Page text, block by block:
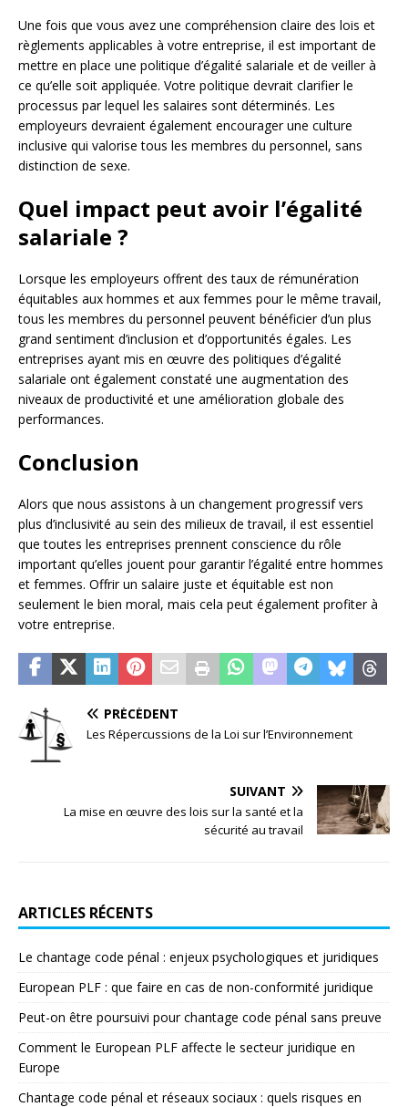
Une fois que vous avez une compréhension claire des lois et
règlements applicables à votre entreprise, il est important de
mettre en place une politique d’égalité salariale et de veiller à
ce qu’elle soit appliquée. Votre politique devrait clarifier le
processus par lequel les salaires sont déterminés. Les
employeurs devraient également encourager une culture
inclusive qui valorise tous les membres du personnel, sans
distinction de sexe.
Quel impact peut avoir l’égalité
salariale ?
Lorsque les employeurs offrent des taux de rémunération
équitables aux hommes et aux femmes pour le même travail,
tous les membres du personnel peuvent bénéficier d’un plus
grand sentiment d’inclusion et d’opportunités égales. Les
entreprises ayant mis en œuvre des politiques d’égalité
salariale ont également constaté une augmentation des
niveaux de productivité et une amélioration globale des
performances.
Conclusion
Alors que nous assistons à un changement progressif vers
plus d’inclusivité au sein des milieux de travail, il est essentiel
que toutes les entreprises prennent conscience du rôle
important qu’elles jouent pour garantir l’égalité entre hommes
et femmes. Offrir un salaire juste et équitable est non
seulement le bien moral, mais cela peut également profiter à
votre entreprise.
PRÉCÉDENT
Les Répercussions de la Loi sur l’Environnement
SUIVANT
La mise en œuvre des lois sur la santé et la
sécurité au travail
ARTICLES RÉCENTS
Le chantage code pénal : enjeux psychologiques et juridiques
European PLF : que faire en cas de non-conformité juridique
Peut-on être poursuivi pour chantage code pénal sans preuve
Comment le European PLF affecte le secteur juridique en
Europe
Chantage code pénal et réseaux sociaux : quels risques en